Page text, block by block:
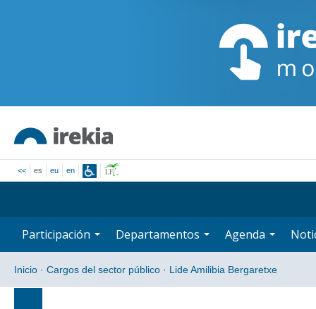
<< es eu en
Participación Departamentos Agenda
Inicio · Cargos del sector público · Lide Amilibia Bergaretxe